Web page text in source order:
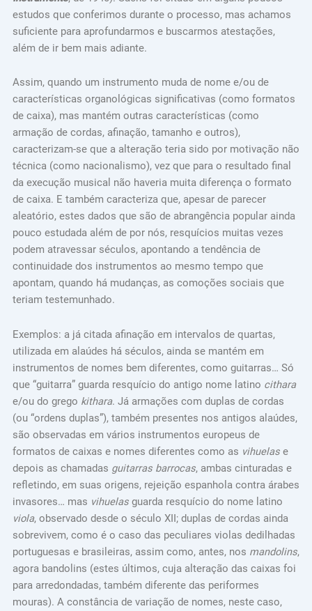
estudos que conferimos durante o processo, mas achamos
suficiente para aprofundarmos e buscarmos atestações,
além de ir bem mais adiante.
Assim, quando um instrumento muda de nome e/ou de
características organológicas significativas (como formatos
de caixa), mas mantém outras características (como
armação de cordas, afinação, tamanho e outros),
caracterizam-se que a alteração teria sido por motivação não
técnica (como nacionalismo), vez que para o resultado final
da execução musical não haveria muita diferença o formato
de caixa. E também caracteriza que, apesar de parecer
aleatório, estes dados que são de abrangência popular ainda
pouco estudada além de por nós, resquícios muitas vezes
podem atravessar séculos, apontando a tendência de
continuidade dos instrumentos ao mesmo tempo que
apontam, quando há mudanças, as comoções sociais que
teriam testemunhado.
Exemplos: a já citada afinação em intervalos de quartas,
utilizada em alaúdes há séculos, ainda se mantém em
instrumentos de nomes bem diferentes, como guitarras… Só
que “guitarra” guarda resquício do antigo nome latino cithara
e/ou do grego kithara. Já armações com duplas de cordas
(ou “ordens duplas”), também presentes nos antigos alaúdes,
são observadas em vários instrumentos europeus de
formatos de caixas e nomes diferentes como as vihuelase
depois as chamadas guitarras barrocas, ambas cinturadas e
refletindo, em suas origens, rejeição espanhola contra árabes
invasores… mas vihuelasguarda resquício do nome latino
viola, observado desde o século XII; duplas de cordas ainda
sobrevivem, como é o caso das peculiares violas dedilhadas
portuguesas e brasileiras, assim como, antes, nos mandolins,
agora bandolins (estes últimos, cuja alteração das caixas foi
para arredondadas, também diferente das periformes
mouras). A constância de variação de nomes, neste caso,